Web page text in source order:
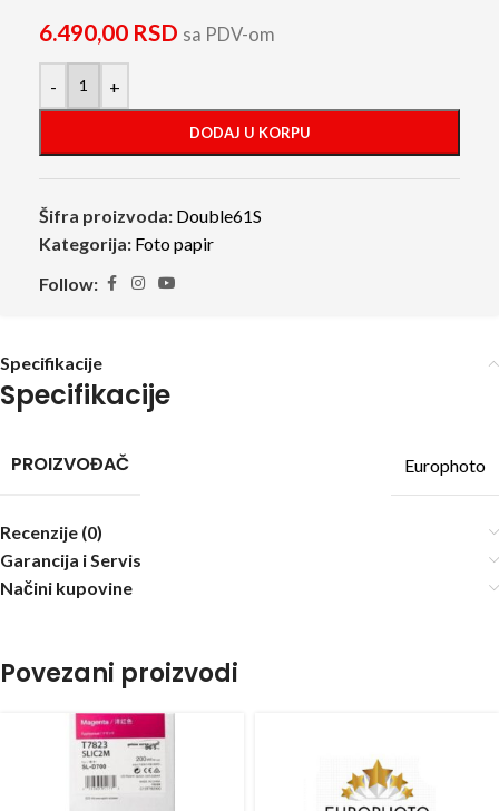
6.490,00 RSD sa PDV-om
- +
DODAJ U KORPU
Šifra proizvoda: Double61S
Kategorija: Foto papir
Follow:
Specifikacije
Specifikacije
PROIZVOĐAČ Europhoto
Recenzije (0)
Garancija i Servis
Načini kupovine
Povezani proizvodi